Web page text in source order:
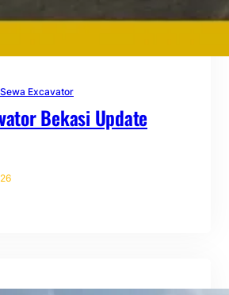
Sewa Excavator
Bekasi Update